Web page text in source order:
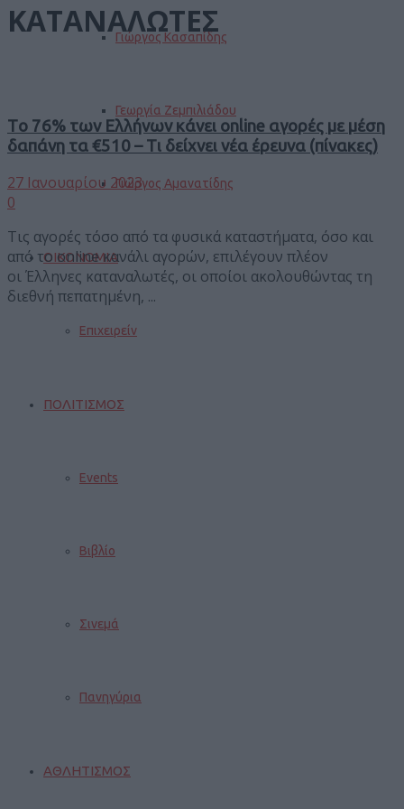
Γιώργος Κασαπίδης
Γεωργία Ζεμπιλιάδου
Γιώργος Αμανατίδης
ΟΙΚΟΝΟΜΙΑ
Επιχειρείν
ΠΟΛΙΤΙΣΜΟΣ
Events
Βιβλίο
Σινεμά
Πανηγύρια
ΑΘΛΗΤΙΣΜΟΣ
ΚΑΤΑΝΑΛΩΤΕΣ
Tο 76% των Ελλήνων κάνει οnline αγορές με μέση
δαπάνη τα €510 – Tι δείχνει νέα έρευνα (πίνακες)
27 Ιανουαρίου 2023
0
Τις αγορές τόσο από τα φυσικά καταστήματα, όσο και
από το online κανάλι αγορών, επιλέγουν πλέον
οι Έλληνες καταναλωτές, οι οποίοι ακολουθώντας τη
διεθνή πεπατημένη, ...